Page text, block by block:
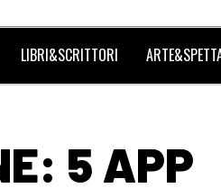
LIBRI&SCRITTORI
5 APP